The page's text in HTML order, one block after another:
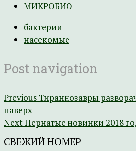
МИКРОБИО
бактерии
насекомые
Post navigation
Previous Тираннозавры
наверх
NextПернатые новинки 2018
СВЕЖИЙ НОМЕР